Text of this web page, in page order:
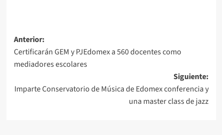
Anterior:
Certificarán GEM y PJEdomex a 560 docentes como
mediadores escolares
Siguiente:
Imparte Conservatorio de Música de Edomex conferencia y
una master class de jazz